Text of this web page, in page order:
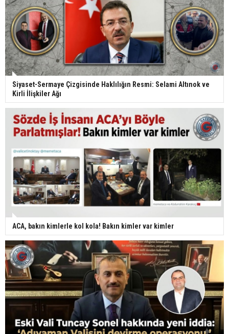
Siyaset-Sermaye Çizgisinde Haklılığın Resmi: Selami Altınok ve
Kirli İlişkiler Ağı
ACA, bakın kimlerle kol kola! Bakın kimler var kimler